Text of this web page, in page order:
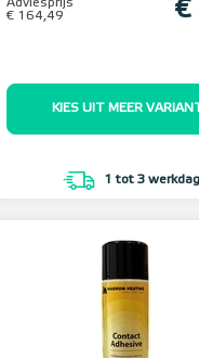
Adviesprijs
€ 164,49
€
KIES UIT MEER
1 tot 3